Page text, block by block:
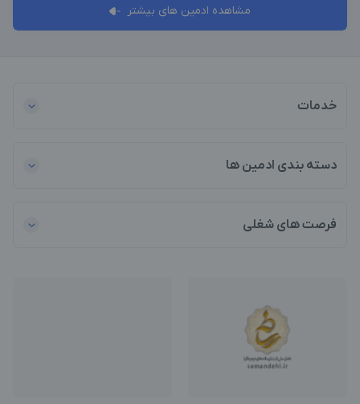
مشاهده ادمین های بیشتر
خدمات
دسته بندی ادمین ها
فرصت های شغلی